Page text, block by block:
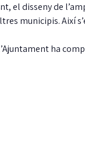
el disseny de
municipis. Així
ha